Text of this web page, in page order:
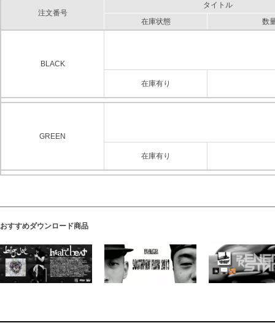
注文番号
タイトル
在庫状態
数
BLACK
在庫有り
GREEN
在庫有り
おすすめダウンロード商品